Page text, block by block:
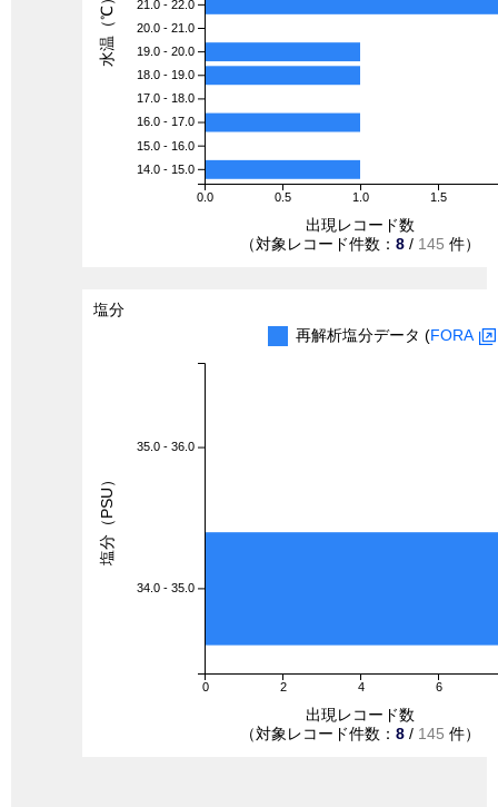
0.0 0.5 1.0 1.5
21.0 - 22.0
20.0 - 21.0
19.0 - 20.0
18.0 - 19.0
17.0 - 18.0
16.0 - 17.0
15.0 - 16.0
14.0 - 15.0
出現レコード数
（対象レコード件数： 8 / 145 件）
水温（℃）
塩分
再解析塩分データ (FORA
0 2 4 6
35.0 - 36.0
34.0 - 35.0
出現レコード数
（対象レコード件数： 8 / 145 件）
塩分（PSU）